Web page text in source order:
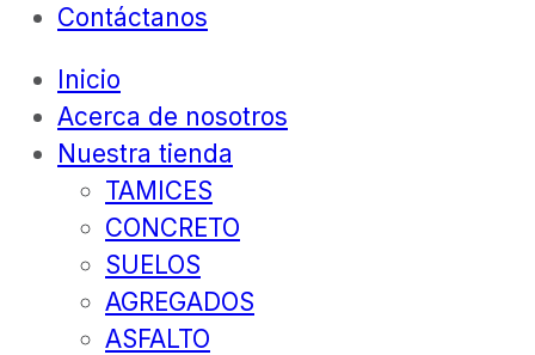
Contáctanos
Inicio
Acerca de nosotros
Nuestra tienda
TAMICES
CONCRETO
SUELOS
AGREGADOS
ASFALTO